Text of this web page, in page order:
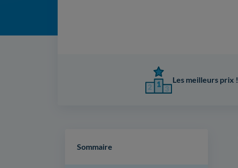
Les meilleurs prix !
Sommaire